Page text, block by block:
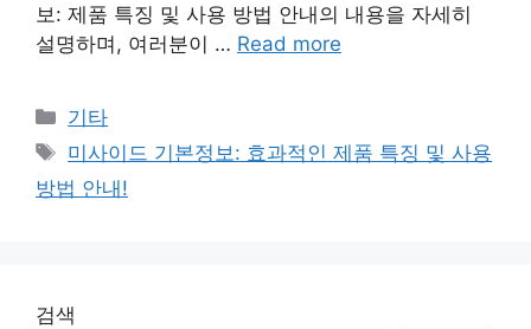
보: 제품 특징 및 사용 방법 안내의 내용을 자세히
설명하며, 여러분이 … Read more
Categories
기타
Tags
미사이드 기본정보: 효과적인 제품 특징 및 사용
방법 안내!
검색